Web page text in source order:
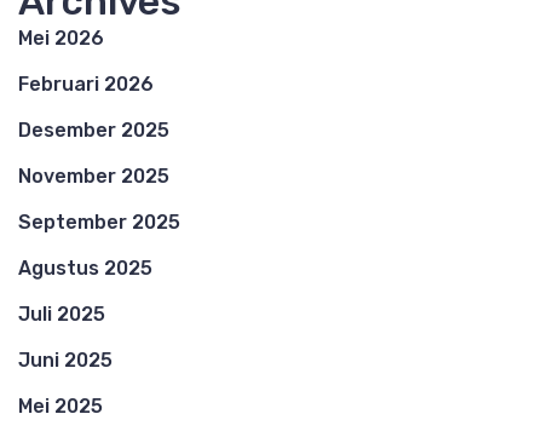
Mei 2026
Februari 2026
Desember 2025
November 2025
September 2025
Agustus 2025
Juli 2025
Juni 2025
Mei 2025